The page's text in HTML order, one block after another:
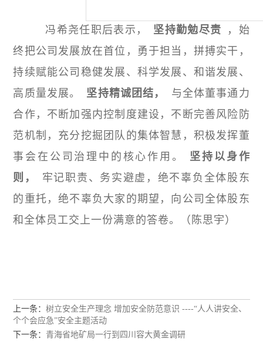
冯希尧任职后表示， 坚持勤勉尽责
，始
终把公司发展放在首位，勇于担当，拼搏实干，
持续赋能公司稳健发展、科学发展、和谐发展、
高质量发展。
坚持精诚团结，
与全体董事通力
合作，不断加强内控制度建设，不断完善风险防
范机制，充分挖掘团队的集体智慧，积极发挥董
事会在公司治理中的核心作用。
坚持以身作
则，
牢记职责、务实避虚，绝不辜负全体股东
的重托，绝不辜负大家的期望，向公司全体股东
和全体员工交上一份满意的答卷。（陈思宇）
上一条：树立安全生产理念 增加安全防范意识 ----“人人讲安全、
个个会应急”安全主题活动
下一条： 青海省地矿局一行到四川容大黄金调研